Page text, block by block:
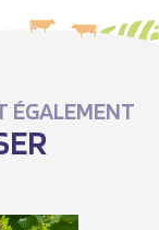
ÉGALEMENT